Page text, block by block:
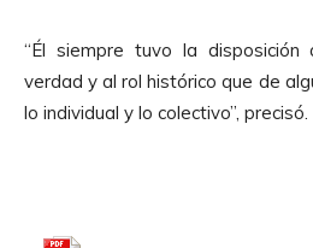
“Él siempre tuvo la
verdad y al rol histórico que de
lo individual y lo colectivo”, precisó.